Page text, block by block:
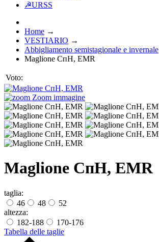
☭URSS
Home →
VESTIARIO →
Abbigliamento semistagionale e invernale
Maglione СпН, EMR
Voto:
Zoom immagine
Maglione СпН, EMR
taglia:
46
48
52
altezza:
182-188
170-176
Tabella delle taglie